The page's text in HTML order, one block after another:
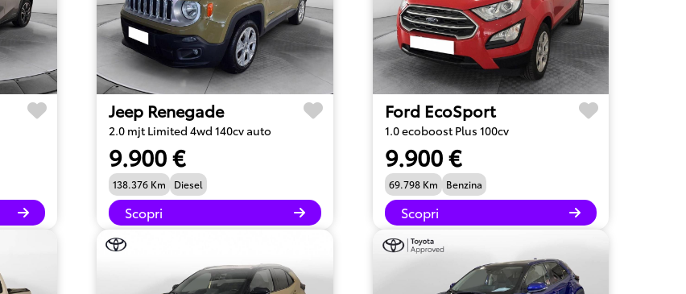
Jeep Renegade
2.0 mjt Limited 4wd 140cv auto
9.900 €
138.376 Km Diesel
Scopri
Ford EcoSport
1.0 ecoboost Plus 100cv
9.900 €
69.798 Km Benzina
Scopri